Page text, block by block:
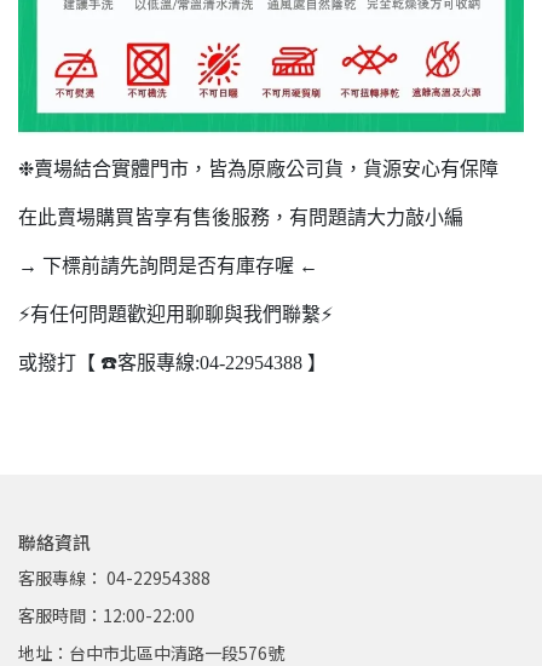
❉賣場結合實體門市，皆為原廠公司貨，貨源安心有保障
在此賣場購買皆享有售後服務，有問題請大力敲小編
→ 下標前請先詢問是否有庫存喔 ←
⚡️有任何問題歡迎用聊聊與我們聯繫⚡️
或撥打【 ☎️客服專線:04-22954388 】
聯絡資訊
客服專線： 04-22954388
客服時間：12:00-22:00
地址：台中市北區中清路一段576號